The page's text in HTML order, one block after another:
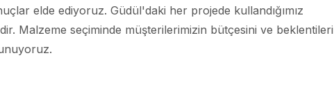
elde ediyoruz. Güdül'daki her projede kullandığımız
Malzeme seçiminde müşterilerimizin bütçesini ve